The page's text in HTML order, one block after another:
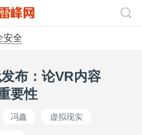
安全
布：论VR内容
要性
冯鑫 虚拟现实